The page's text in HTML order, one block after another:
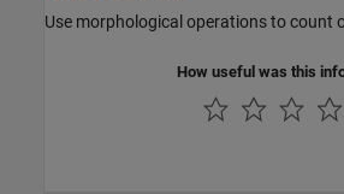
Use morphological operations to count
How useful was this